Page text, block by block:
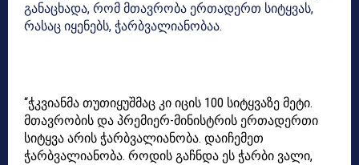
განაცხადა, რომ მთავრობა ერთადერთ სიტყვას,
რასაც იყენებს, ჭარბვალიანობაა.
“ჭკვიანმა თუთიყუშმაც კი იცის 100 სიტყვაზე მეტი.
მთავრობის და პრემიერ-მინისტრის ერთადერთი
სიტყვა არის ჭარბვალიანობა. დაიჩემეთ
ჭარბვალიანობა. როდის გაჩნდა ეს ჭარბი ვალი,